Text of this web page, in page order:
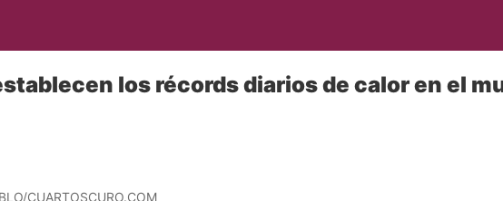
los récords diarios de calor en el
CUARTOSCURO.COM